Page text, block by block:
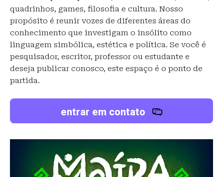
quadrinhos, games, filosofia e cultura. Nosso
propósito é reunir vozes de diferentes áreas do
conhecimento que investigam o insólito como
linguagem simbólica, estética e política. Se você é
pesquisador, escritor, professor ou estudante e
deseja publicar conosco, este espaço é o ponto de
partida.
entrar em contato